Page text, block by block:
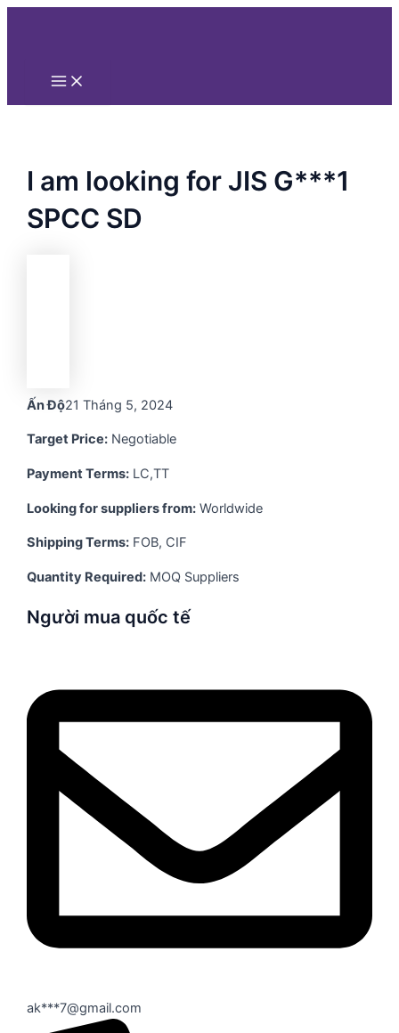
Nhảy
Main
I am looking for JIS G***1
SPCC SD
Ấn Độ21 Tháng 5, 2024
Target Price: Negotiable
Payment Terms: LC,TT
Looking for suppliers from: Worldwide
Shipping Terms: FOB, CIF
Quantity Required: MOQ Suppliers
Người mua quốc tế
ak***7@gmail.com